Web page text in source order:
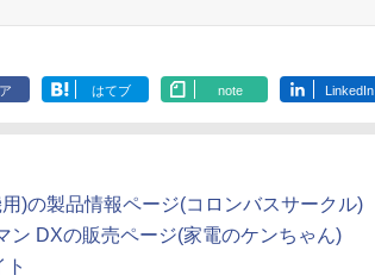
はてブ note LinkedIn
)の製品情報ページ(コロンバスサークル)
ン DXの販売ページ(家電のケンちゃん)